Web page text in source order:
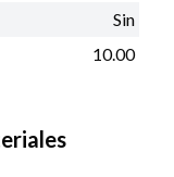
Sin
10.00